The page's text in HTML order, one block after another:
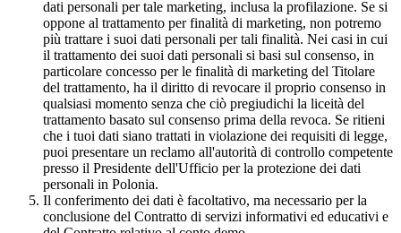
dati personali per tale marketing, inclusa la profilazione. Se si
oppone al trattamento per finalità di marketing, non potremo
più trattare i suoi dati personali per tali finalità. Nei casi in cui
il trattamento dei suoi dati personali si basi sul consenso, in
particolare concesso per le finalità di marketing del Titolare
del trattamento, ha il diritto di revocare il proprio consenso in
qualsiasi momento senza che ciò pregiudichi la liceità del
trattamento basato sul consenso prima della revoca. Se ritieni
che i tuoi dati siano trattati in violazione dei requisiti di legge,
puoi presentare un reclamo all'autorità di controllo competente
presso il Presidente dell'Ufficio per la protezione dei dati
personali in Polonia.
Il conferimento dei dati è facoltativo, ma necessario per la
conclusione del Contratto di servizi informativi ed educativi e